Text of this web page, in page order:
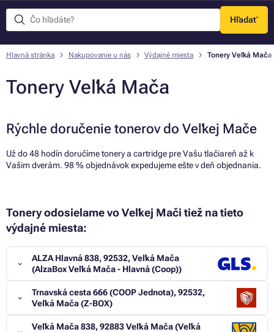
Hľadať
Menu
Hlavná stránka Nakupovanie u nás Výdajné miesta Tonery Veľká Mača
Tonery Veľká Mača
Rýchle doručenie tonerov do Veľkej Mače
Už do 48 hodín doručíme tonery a cartridge pre Vašu tlačiareň až k
Vašim dverám. 98 % objednávok expedujeme ešte v deň objednania.
Tonery odosielame vo Veľkej Mači tiež na tieto
výdajné miesta:
ALZA Hlavná 838, 92532, Veľká Mača
(AlzaBox Veľká Mača - Hlavná (Coop))
Trnavská cesta 666 (COOP Jednota), 92532,
Veľká Mača (Z-BOX)
Veľká Mača 838, 92883 Veľká Mača (Veľká